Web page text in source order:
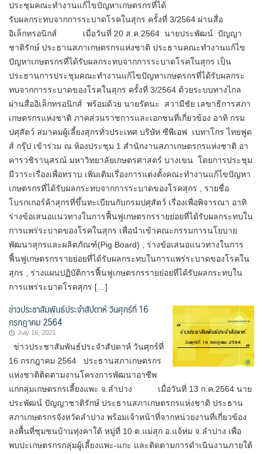
ประชุมคณะทำงานแก้ไขปัญหาเกษตรกรที่ได้
รับผลกระทบจากการระบาดโรคในสุกร ครั้งที่ 3/2564 ผ่านสื่อ
อิเล็กทรอนิกส์ เมื่อวันที่ 20 ส.ค.2564 นายประพัฒน์ ปัญญา
ชาติรักษ์ ประธานสภาเกษตรกรแห่งชาติ ประธานคณะทำงานแก้ไข
ปัญหาเกษตรกรที่ได้รับผลกระทบจากการระบาดโรคในสุกร เป็น
ประธานการประชุมคณะทำงานแก้ไขปัญหาเกษตรกรที่ได้รับผลกระ
ทบจากการระบาดของโรคในสุกร ครั้งที่ 3/2564 ด้วยระบบทางไกล
ผ่านสื่ออิเล็กทรอนิกส์ พร้อมด้วย นายรัตนะ สวามีชัย เลขาธิการสภา
เกษตรกรแห่งชาติ ภาคส่วนราชการและเอกชนที่เกี่ยวข้อง อาทิ กรม
ปศุสัตว์ สมาคมผู้เลี้ยงสุกรทั่วประเทศ บริษัท ซีพีเอฟ เบทาโกร ไทยฟูด
ส์ กรุ๊ป เข้าร่วม ณ ห้องประชุม 1 สำนักงานสภาเกษตรกรแห่งชาติ อา
คารวชิรานุสรณ์ มหาวิทยาลัยเกษตรศาสตร์ บางเขน โดยการประชุม
มีวาระเรื่องเพื่อทราบ เพิ่มเติมเรื่องการแต่งตั้งคณะทำงานแก้ไขปัญหา
เกษตรกรที่ได้รับผลกระทบจากการระบาดของโรคสุกร , รายชื่อ
โบรกเกอร์ค้าสุกรที่ขึ้นทะเบียนกับกรมปศุสัตว์ เรื่องเพื่อพิจารณา อาทิ
ร่างข้อเสนอแนวทางในการฟื้นฟูเกษตรกรรายย่อยที่ได้รับผลกระทบใน
การแพร่ระบาดของโรคในสุกร เพื่อนำเข้าคณะกรรมการนโยบาย
พัฒนาสุกรและผลิตภัณฑ์(Pig Board) , ร่างข้อเสนอแนวทางในการ
ฟื้นฟูเกษตรกรรายย่อยที่ได้รับผลกระทบในการแพร่ระบาดของโรคใน
สุกร , ร่างแผนปฏิบัติการฟื้นฟูเกษตรกรรายย่อยที่ได้รับผลกระทบใน
การแพร่ระบาดโรคสุกร […]
ข่าวประชาสัมพันธ์ประจำสัปดาห์ วันศุกร์ที่ 16
กรกฎาคม 2564
July 16, 2021
ข่าวประชาสัมพันธ์ประจำสัปดาห์ วันศุกร์ที่
16 กรกฎาคม 2564 ประธานสภาเกษตรกร
แห่งชาติติดตามงานโครงการพัฒนาอาชีพ
แก่กลุ่มเกษตรกรเลี้ยงแพะ จ.ลำปาง เมื่อวันที่ 13 ก.ค.2564 นาย
ประพัฒน์ ปัญญาชาติรักษ์ ประธานสภาเกษตรกรแห่งชาติ ประธาน
สภาเกษตรกรจังหวัดลำปาง พร้อมเจ้าหน้าที่จากหน่วยงานที่เกี่ยวข้อง
ลงพื้นที่ชุมชนบ้านทุ่งคาใต้ หมู่ที่ 10 ต.แม่สุก อ.แจ้ห่ม จ.ลำปาง เพื่อ
พบปะเกษตรกรกลุ่มผู้เลี้ยงแพะ-แกะ และติดตามการดำเนินงานภายใต้